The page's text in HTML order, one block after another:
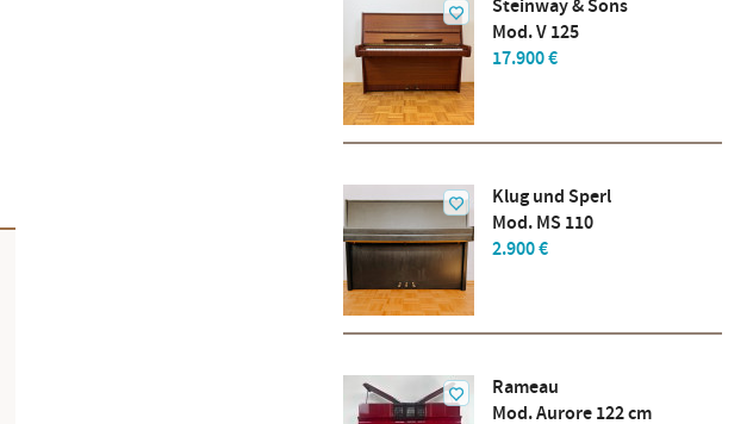
Steinway & Sons
Mod. V 125
17.900 €
Klug und Sperl
Mod. MS 110
2.900 €
Rameau
Mod. Aurore 122 cm